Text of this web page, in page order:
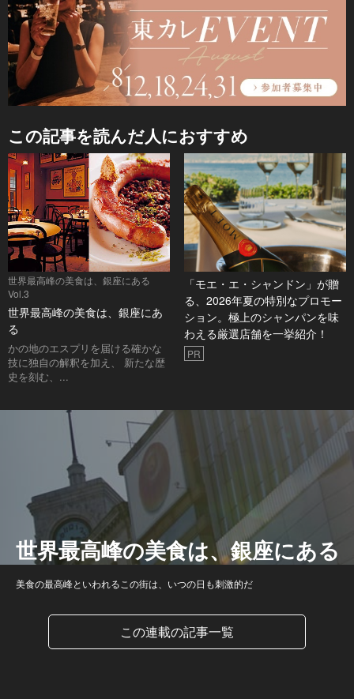
この記事を読んだ人におすすめ
世界最高峰の美食は、銀座にある
Vol.3
世界最高峰の美食は、銀座にあ
る
かの地のエスプリを届ける確かな
技に独自の解釈を加え、 新たな歴
史を刻む、...
「モエ・エ・シャンドン」が贈
る、2026年夏の特別なプロモー
ション。極上のシャンパンを味
わえる厳選店舗を一挙紹介！
PR
世界最高峰の美食は、銀座にある
美食の最高峰といわれるこの街は、いつの日も刺激的だ
この連載の記事一覧